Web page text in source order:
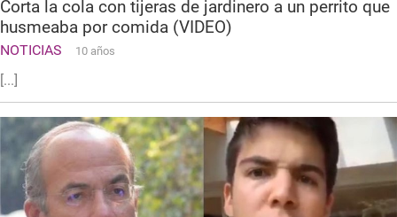
Corta la cola con tijeras de jardinero a un perrito que
husmeaba por comida (VIDEO)
NOTICIAS 10 años
[...]